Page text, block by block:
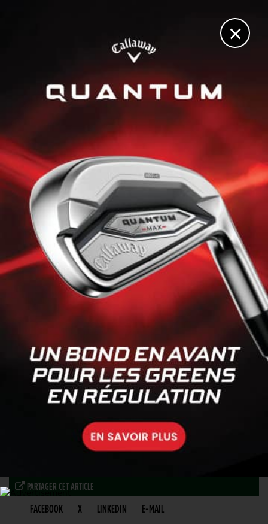
×
AMUNDI EVIAN CHAMPIONSHIP, TOUR 2
Céline Boutier prend les commandes, Pauline Roussin-
Bouchard miraculée !
28 JUILLET 2023
PARTAGER CET ARTICLE
FACEBOOK X LINKEDIN E-MAIL